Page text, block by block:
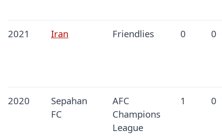
2021 Iran Friendlies 0 0
2020
Sepahan
FC
AFC
Champions
League
1 0